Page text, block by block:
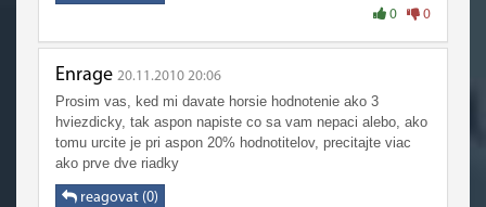
0 0
Enrage 20.11.2010 20:06
Prosim vas, ked mi davate horsie hodnotenie ako 3
hviezdicky, tak aspon napiste co sa vam nepaci alebo, ako
tomu urcite je pri aspon 20% hodnotitelov, precitajte viac
ako prve dve riadky
reagovat (0)